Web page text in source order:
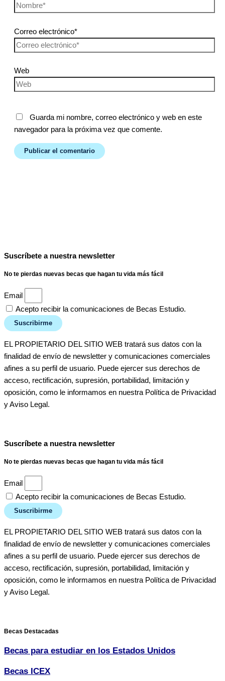
Correo electrónico*
Web
Guarda mi nombre, correo electrónico y web en este
navegador para la próxima vez que comente.
Suscríbete a nuestra newsletter
No te pierdas nuevas becas que hagan tu vida más fácil
Email
Acepto recibir la comunicaciones de Becas Estudio.
Suscribirme
EL PROPIETARIO DEL SITIO WEB tratará sus datos con la
finalidad de envío de newsletter y comunicaciones comerciales
afines a su perfil de usuario. Puede ejercer sus derechos de
acceso, rectificación, supresión, portabilidad, limitación y
oposición, como le informamos en nuestra Política de Privacidad
y Aviso Legal.
Suscríbete a nuestra newsletter
No te pierdas nuevas becas que hagan tu vida más fácil
Email
Acepto recibir la comunicaciones de Becas Estudio.
Suscribirme
EL PROPIETARIO DEL SITIO WEB tratará sus datos con la
finalidad de envío de newsletter y comunicaciones comerciales
afines a su perfil de usuario. Puede ejercer sus derechos de
acceso, rectificación, supresión, portabilidad, limitación y
oposición, como le informamos en nuestra Política de Privacidad
y Aviso Legal.
Becas Destacadas
Becas para estudiar en los Estados Unidos
Becas ICEX